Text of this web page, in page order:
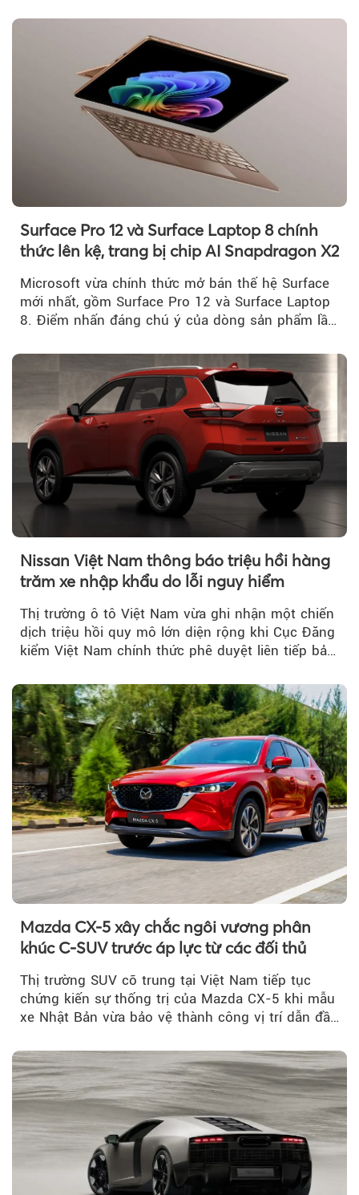
Surface Pro 12 và Surface Laptop 8 chính
thức lên kệ, trang bị chip AI Snapdragon X2
Microsoft vừa chính thức mở bán thế hệ Surface
mới nhất, gồm Surface Pro 12 và Surface Laptop
8. Điểm nhấn đáng chú ý của dòng sản phẩm lần
Nissan Việt Nam thông báo triệu hồi hàng
trăm xe nhập khẩu do lỗi nguy hiểm
Thị trường ô tô Việt Nam vừa ghi nhận một chiến
dịch triệu hồi quy mô lớn diện rộng khi Cục Đăng
kiểm Việt Nam chính thức phê duyệt liên tiếp bảy
Mazda CX-5 xây chắc ngôi vương phân
khúc C-SUV trước áp lực từ các đối thủ
Thị trường SUV cỡ trung tại Việt Nam tiếp tục
chứng kiến sự thống trị của Mazda CX-5 khi mẫu
xe Nhật Bản vừa bảo vệ thành công vị trí dẫn đầu